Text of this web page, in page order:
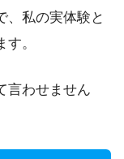
、私の実体験と
。
言わせません